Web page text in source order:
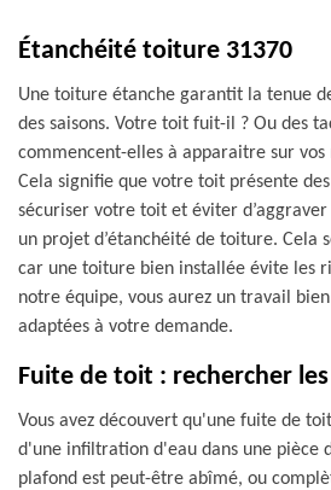
Étanchéité toiture 31370
Une toiture étanche garantit la tenue
des saisons. Votre toit fuit-il ? Ou des
commencent-elles à apparaitre sur vos
Cela signifie que votre toit présente
sécuriser votre toit et éviter d’aggraver
un projet d’étanchéité de toiture. Cela
car une toiture bien installée évite les
notre équipe, vous aurez un travail
adaptées à votre demande.
Fuite de toit : rechercher
Vous avez découvert qu'une fuite de
d'une infiltration d'eau dans une pièce
plafond est peut-être abîmé, ou